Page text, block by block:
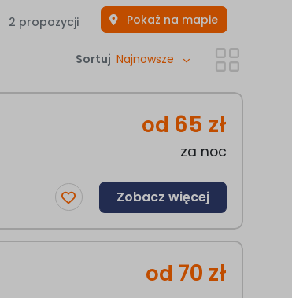
2 propozycji Pokaż na mapie
Sortuj Najnowsze
od 65 zł
za noc
Zobacz więcej
od 70 zł